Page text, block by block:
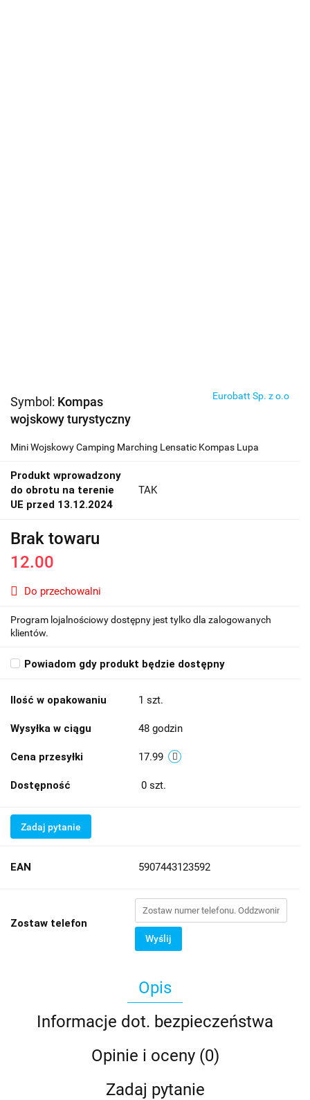
Symbol: Kompas
wojskowy turystyczny
Eurobatt Sp. z o.o
Mini Wojskowy Camping Marching Lensatic Kompas Lupa
Produkt wprowadzony
do obrotu na terenie
UE przed 13.12.2024
TAK
Brak towaru
12.00
Do przechowalni
Program lojalnościowy dostępny jest tylko dla zalogowanych
klientów.
Powiadom gdy produkt będzie dostępny
Ilość w opakowaniu 1 szt.
Wysyłka w ciągu 48 godzin
Cena przesyłki 17.99
Dostępność 0 szt.
Zadaj pytanie
EAN 5907443123592
Zostaw telefon
Wyślij
Opis
Informacje dot. bezpieczeństwa
Opinie i oceny (0)
Zadaj pytanie